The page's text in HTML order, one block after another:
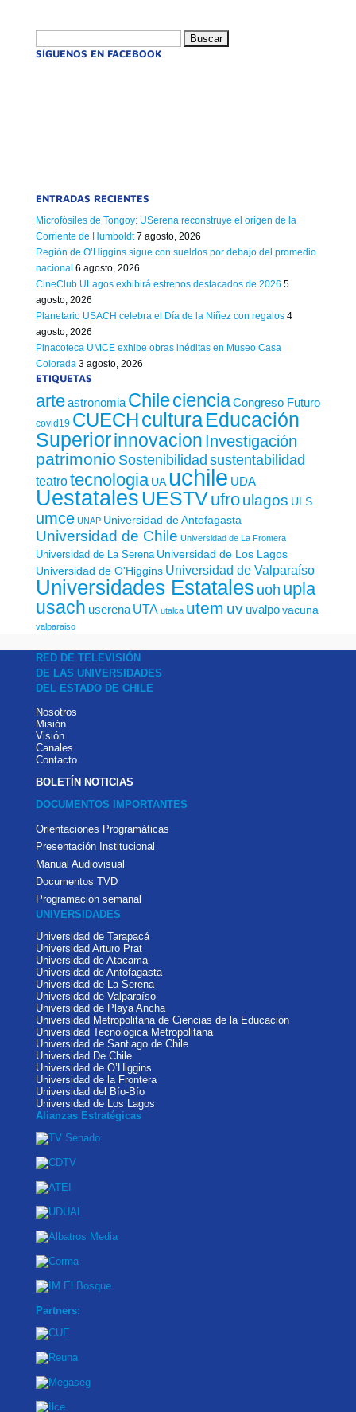
SÍGUENOS EN FACEBOOK
ENTRADAS RECIENTES
Microfósiles de Tongoy: USerena reconstruye el origen de la
Corriente de Humboldt 7 agosto, 2026
Región de O’Higgins sigue con sueldos por debajo del promedio
nacional 6 agosto, 2026
CineClub ULagos exhibirá estrenos destacados de 2026 5
agosto, 2026
Planetario USACH celebra el Día de la Niñez con regalos 4
agosto, 2026
Pinacoteca UMCE exhibe obras inéditas en Museo Casa
Colorada 3 agosto, 2026
ETIQUETAS
arteastronomia Chileciencia Congreso Futuro
covid19 CUECHculturaEducación
Superiorinnovacion Investigación
patrimonio Sostenibilidad sustentabilidad
teatrotecnologia UA uchile UDA
Uestatales UESTVufroulagos ULS
umce UNAP Universidad de Antofagasta
Universidad de Chile Universidad de La Frontera
Universidad de La Serena Universidad de Los Lagos
Universidad de O'Higgins Universidad de Valparaíso
Universidades Estatales uoh upla
usach userena UTA utalca utem uv uvalpo vacuna
valparaiso
RED DE TELEVISIÓN
DE LAS UNIVERSIDADES
DEL ESTADO DE CHILE
Nosotros
Misión
Visión
Canales
Contacto
BOLETÍN NOTICIAS
DOCUMENTOS IMPORTANTES
Orientaciones Programáticas
Presentación Institucional
Manual Audiovisual
Documentos TVD
Programación semanal
UNIVERSIDADES
Universidad de Tarapacá
Universidad Arturo Prat
Universidad de Atacama
Universidad de Antofagasta
Universidad de La Serena
Universidad de Valparaíso
Universidad de Playa Ancha
Universidad Metropolitana de Ciencias de la Educación
Universidad Tecnológica Metropolitana
Universidad de Santiago de Chile
Universidad De Chile
Universidad de O’Higgins
Universidad de la Frontera
Universidad del Bío-Bío
Universidad de Los Lagos
Alianzas Estratégicas
Partners: